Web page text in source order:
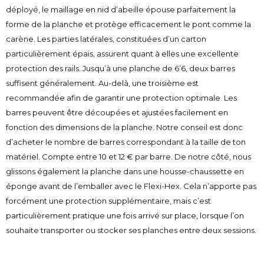
déployé, le maillage en nid d’abeille épouse parfaitement la
forme de la planche et protège efficacement le pont comme la
carène. Les parties latérales, constituées d’un carton
particulièrement épais, assurent quant à elles une excellente
protection des rails. Jusqu’à une planche de 6’6, deux barres
suffisent généralement. Au-delà, une troisième est
recommandée afin de garantir une protection optimale. Les
barres peuvent être découpées et ajustées facilement en
fonction des dimensions de la planche. Notre conseil est donc
d’acheter le nombre de barres correspondant à la taille de ton
matériel. Compte entre 10 et 12 € par barre. De notre côté, nous
glissons également la planche dans une housse-chaussette en
éponge avant de l’emballer avec le Flexi-Hex. Cela n’apporte pas
forcément une protection supplémentaire, mais c’est
particulièrement pratique une fois arrivé sur place, lorsque l’on
souhaite transporter ou stocker ses planches entre deux sessions.